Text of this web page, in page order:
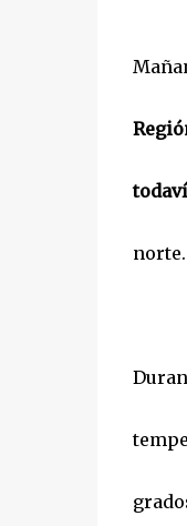
norte.